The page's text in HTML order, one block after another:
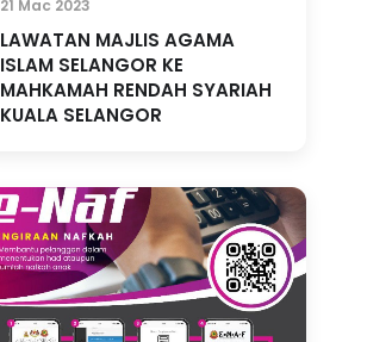
21 Mac 2023
LAWATAN MAJLIS AGAMA
ISLAM SELANGOR KE
MAHKAMAH RENDAH SYARIAH
KUALA SELANGOR